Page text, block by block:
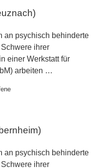
an psychisch behinderte
ihrer
einer Werkstatt für
arbeiten …
an psychisch behinderte
ihrer